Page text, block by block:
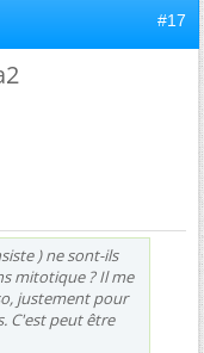
#17
) ne sont-ils
mitotique ? Il me
justement pour
C'est peut être